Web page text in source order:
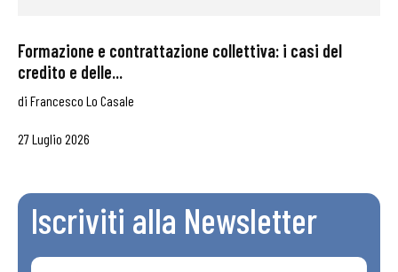
Formazione e contrattazione collettiva: i casi del
credito e delle...
di Francesco Lo Casale
27 Luglio 2026
Iscriviti alla Newsletter